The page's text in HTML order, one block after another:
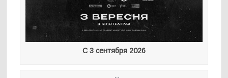
С 3 сентября 2026